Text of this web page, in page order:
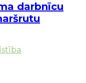
darbnīcu